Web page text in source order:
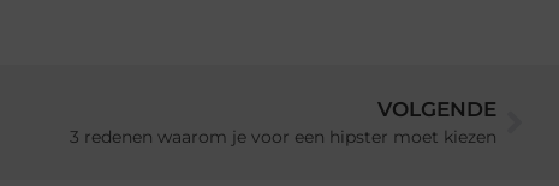
VOLGENDE
3 redenen waarom je voor een hipster moet kiezen